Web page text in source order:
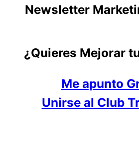
Newsletter
¿Quieres Mejorar
Me apunto
Unirse al Club